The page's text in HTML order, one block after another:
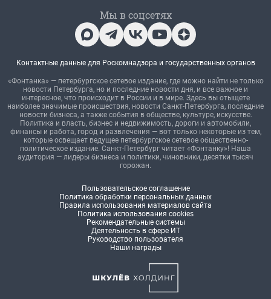
Мы в соцсетях
Контактные данные для Роскомнадзора и государственных органов
«Фонтанка» — петербургское сетевое издание, где можно найти не только
новости Петербурга, но и последние новости дня, и все важное и
интересное, что происходит в России и в мире. Здесь вы отыщете
наиболее значимые происшествия, новости Санкт-Петербурга, последние
новости бизнеса, а также события в обществе, культуре, искусстве.
Политика и власть, бизнес и недвижимость, дороги и автомобили,
финансы и работа, город и развлечения — вот только некоторые из тем,
которые освещает ведущее петербургское сетевое общественно-
политическое издание. Санкт-Петербург читает «Фонтанку»! Наша
аудитория — лидеры бизнеса и политики, чиновники, десятки тысяч
горожан.
Пользовательское соглашение
Политика обработки персональных данных
Правила использования материалов сайта
Политика использования cookies
Рекомендательные системы
Деятельность в сфере ИТ
Руководство пользователя
Наши награды